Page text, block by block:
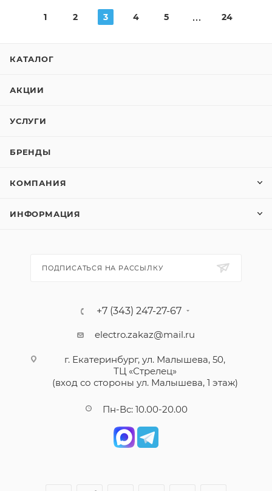
1 2 3 4 5 24
КАТАЛОГ
АКЦИИ
УСЛУГИ
БРЕНДЫ
КОМПАНИЯ
ИНФОРМАЦИЯ
ПОДПИСАТЬСЯ НА РАССЫЛКУ
+7 (343) 247-27-67
electro.zakaz@mail.ru
г. Екатеринбург, ул. Малышева, 50,
ТЦ «Стрелец»
(вход со стороны ул. Малышева, 1 этаж)
Пн-Вс: 10.00-20.00